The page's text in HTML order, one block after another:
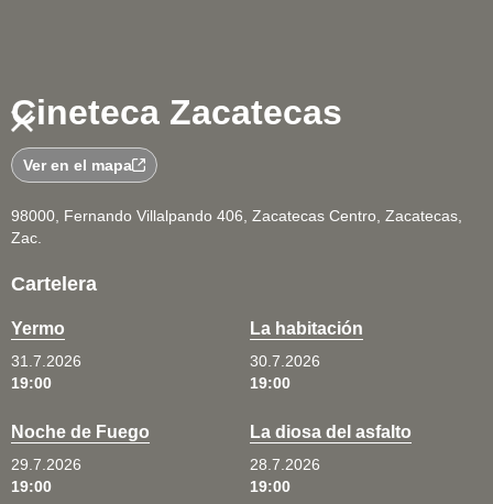
Cineteca Zacatecas
Ver en el mapa
98000, Fernando Villalpando 406, Zacatecas Centro, Zacatecas,
Zac.
Cartelera
Yermo
31.7.2026
19:00
La habitación
30.7.2026
19:00
Noche de Fuego
29.7.2026
19:00
La diosa del asfalto
28.7.2026
19:00